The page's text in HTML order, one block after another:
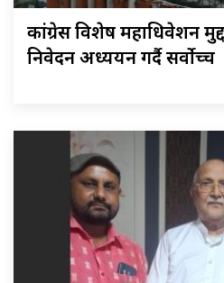
कांग्रेस विशेष महाधिवेशन
निवेदन अध्ययन गर्दै सर्वोच्च